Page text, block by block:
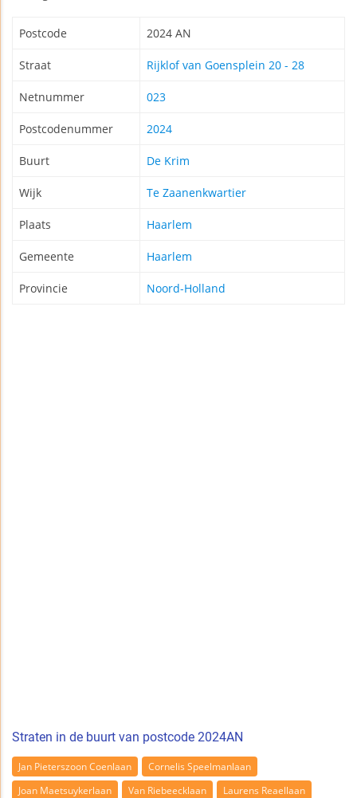
Postcode 2024 AN
Straat Rijklof van Goensplein 20 - 28
Netnummer 023
Postcodenummer 2024
Buurt De Krim
Wijk Te Zaanenkwartier
Plaats Haarlem
Gemeente Haarlem
Provincie Noord-Holland
Straten in de buurt van postcode 2024AN
Jan Pieterszoon Coenlaan
Cornelis Speelmanlaan
Joan Maetsuykerlaan
Van Riebeecklaan
Laurens Reaellaan